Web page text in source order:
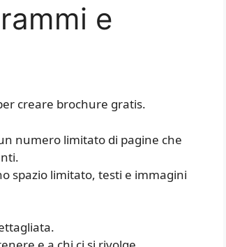
e
creare brochure gratis.
numero limitato di pagine che
spazio limitato, testi e immagini